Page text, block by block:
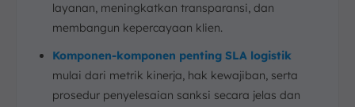
layanan, meningkatkan transparansi, dan
membangun kepercayaan klien.
Komponen-komponen penting SLA logistik
mulai dari metrik kinerja, hak kewajiban, serta
prosedur penyelesaian sanksi secara jelas dan